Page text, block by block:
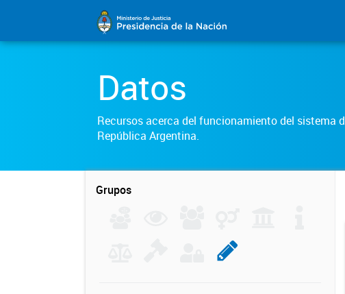
Datos
Recursos acerca del funcionamiento del sistema
República Argentina.
Grupos